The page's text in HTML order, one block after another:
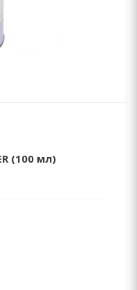
(100 мл)